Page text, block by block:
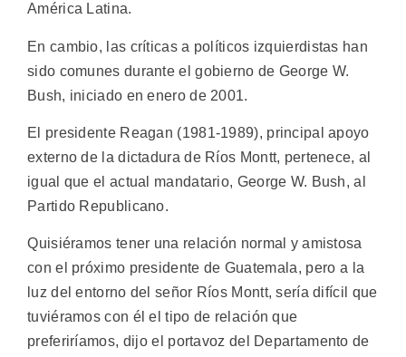
América Latina.
En cambio, las críticas a políticos izquierdistas han
sido comunes durante el gobierno de George W.
Bush, iniciado en enero de 2001.
El presidente Reagan (1981-1989), principal apoyo
externo de la dictadura de Ríos Montt, pertenece, al
igual que el actual mandatario, George W. Bush, al
Partido Republicano.
Quisiéramos tener una relación normal y amistosa
con el próximo presidente de Guatemala, pero a la
luz del entorno del señor Ríos Montt, sería difícil que
tuviéramos con él el tipo de relación que
preferiríamos, dijo el portavoz del Departamento de